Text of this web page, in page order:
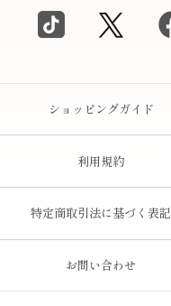
ショッピングガイド
利用規約
特定商取引法に基づく表記
お問い合わせ